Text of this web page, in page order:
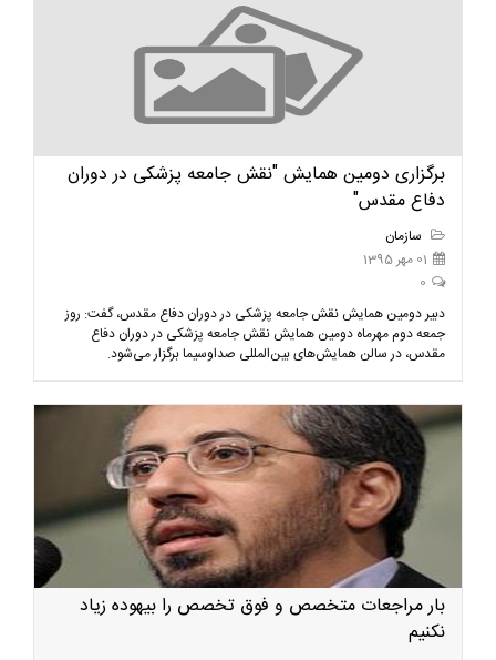
برگزاری دومین همایش "نقش جامعه پزشکی در دوران
دفاع مقدس"
سازمان
01 مهر 1395
0
دبیر دومین همایش نقش جامعه پزشکی در دوران دفاع مقدس، گفت: روز
جمعه دوم مهرماه دومین همایش نقش جامعه پزشکی در دوران دفاع
مقدس، در سالن همایش‌های بین‌المللی صداوسیما برگزار می‌شود.
بار مراجعات متخصص و فوق تخصص را بیهوده زیاد
نکنیم